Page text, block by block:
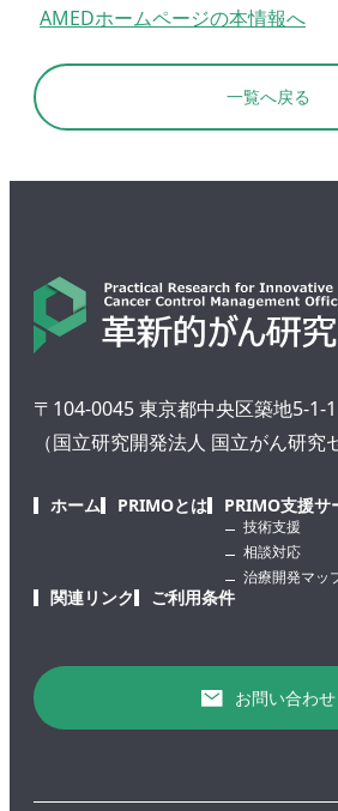
AMEDホームページの本情報へ
一覧へ戻る
〒104-0045 東京都中央区築地5-1-1
（国立研究開発法人 国立がん研究
ホーム PRIMOとは PRIMO支援サ
技術支援
相談対応
治療開発マッ
関連リンク ご利用条件
お問い合わせ